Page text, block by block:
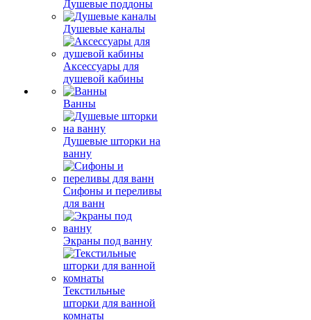
Душевые поддоны
Душевые каналы
Аксессуары для
душевой кабины
Ванны
Душевые шторки на
ванну
Сифоны и переливы
для ванн
Экраны под ванну
Текстильные
шторки для ванной
комнаты